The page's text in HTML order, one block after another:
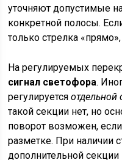
уточняют допустимые
конкретной полосы.
только стрелка
На регулируемых
сигнал светофора.
регулируетсяотдельной
такой секции нет, но
поворот возможен,
разметке. При наличии
дополнительной